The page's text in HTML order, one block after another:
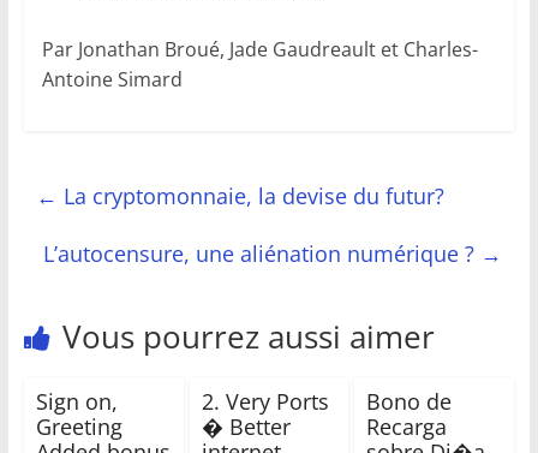
Par Jonathan Broué, Jade Gaudreault et Charles-
Antoine Simard
← La cryptomonnaie, la devise du futur?
L’autocensure, une aliénation numérique ? →
Vous pourrez aussi aimer
Sign on,
Greeting
2. Very Ports
� Better
Bono de
Recarga